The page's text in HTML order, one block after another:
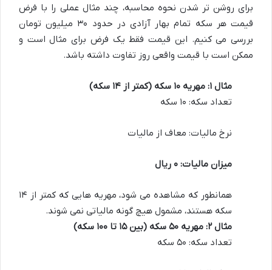
برای روشن تر شدن نحوه محاسبه، چند مثال عملی را با فرض
قیمت هر سکه تمام بهار آزادی در حدود ۳۰ میلیون تومان
بررسی می کنیم. این قیمت فقط یک فرض برای مثال است و
ممکن است با قیمت واقعی روز تفاوت داشته باشد.
مثال ۱: مهریه ۱۰ سکه (کمتر از ۱۴ سکه)
تعداد سکه: ۱۰ سکه
نرخ مالیات: معاف از مالیات
میزان مالیات: ۰ ریال
همانطور که مشاهده می شود، مهریه هایی که کمتر از ۱۴
سکه هستند، مشمول هیچ گونه مالیاتی نمی شوند.
مثال ۲: مهریه ۵۰ سکه (بین ۱۵ تا ۱۰۰ سکه)
تعداد سکه: ۵۰ سکه